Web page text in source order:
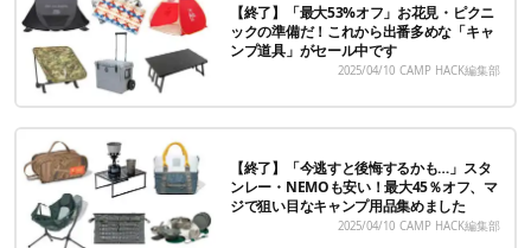
【終了】「最大53%オフ」お花見・ピクニ
ックの準備だ！これから出番多めな「キャ
ンプ道具」がセール中です
2025/04/10 CAMP HACK編集部
【終了】「今逃すと後悔するかも…」スタ
ンレー・NEMOも安い！最大45％オフ、マ
ジで狙い目なキャンプ用品集めました
2025/04/10 CAMP HACK編集部